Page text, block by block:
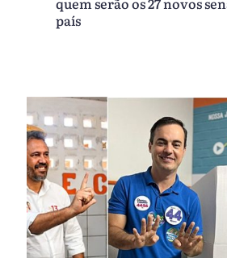
país